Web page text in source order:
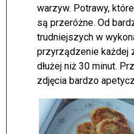
warzyw. Potrawy,
są przeróżne. Od
trudniejszych w
przyrządzenie każdej
dłużej niż 30 minut.
zdjęcia bardzo